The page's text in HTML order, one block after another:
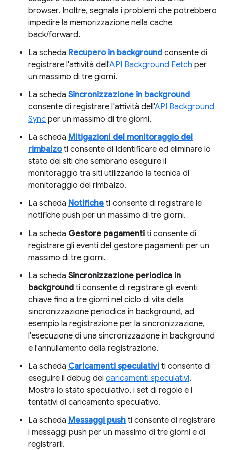
browser. Inoltre, segnala i problemi che potrebbero
impedire la memorizzazione nella cache
back/forward.
La scheda Recupero in background consente di
registrare l'attività dell'API Background Fetch per
un massimo di tre giorni.
La scheda Sincronizzazione in background
consente di registrare l'attività dell'API Background
Sync per un massimo di tre giorni.
La scheda Mitigazioni del monitoraggio del
rimbalzoti consente di identificare ed eliminare lo
stato dei siti che sembrano eseguire il
monitoraggio tra siti utilizzando la tecnica di
monitoraggio del rimbalzo.
La scheda Notifiche ti consente di registrare le
notifiche push per un massimo di tre giorni.
La scheda Gestore pagamenti ti consente di
registrare gli eventi del gestore pagamenti per un
massimo di tre giorni.
La scheda Sincronizzazione periodica in
background ti consente di registrare gli eventi
chiave fino a tre giorni nel ciclo di vita della
sincronizzazione periodica in background, ad
esempio la registrazione per la sincronizzazione,
l'esecuzione di una sincronizzazione in background
e l'annullamento della registrazione.
La scheda Caricamenti speculativi ti consente di
eseguire il debug dei caricamenti speculativi.
Mostra lo stato speculativo, i set di regole e i
tentativi di caricamento speculativo.
La scheda Messaggi push ti consente di registrare
i messaggi push per un massimo di tre giorni e di
registrarli.